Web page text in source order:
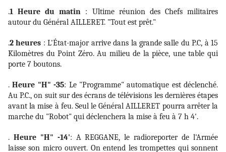
.1 Heure du matin : Ultime réunion des Chefs militaires
autour du Général AILLERET. "Tout est prêt."
.2 heures : L'État-major arrive dans la grande salle du P.C, à 15
Kilomètres du Point Zéro. Au milieu de la pièce, une table qui
porte 7 boutons.
. Heure "H" -35: Le "Programme" automatique est déclenché.
Au P.C., on suit sur des écrans de télévisions les dernières étapes
avant la mise à feu. Seul le Général AILLERET pourra arrêter la
marche du "Robot" qui déclenchera la mise à feu à 7 h 4'.
. Heure "H" -14': A REGGANE, le radioreporter de l'Armée
laisse son micro ouvert. On entend les trompettes qui sonnent